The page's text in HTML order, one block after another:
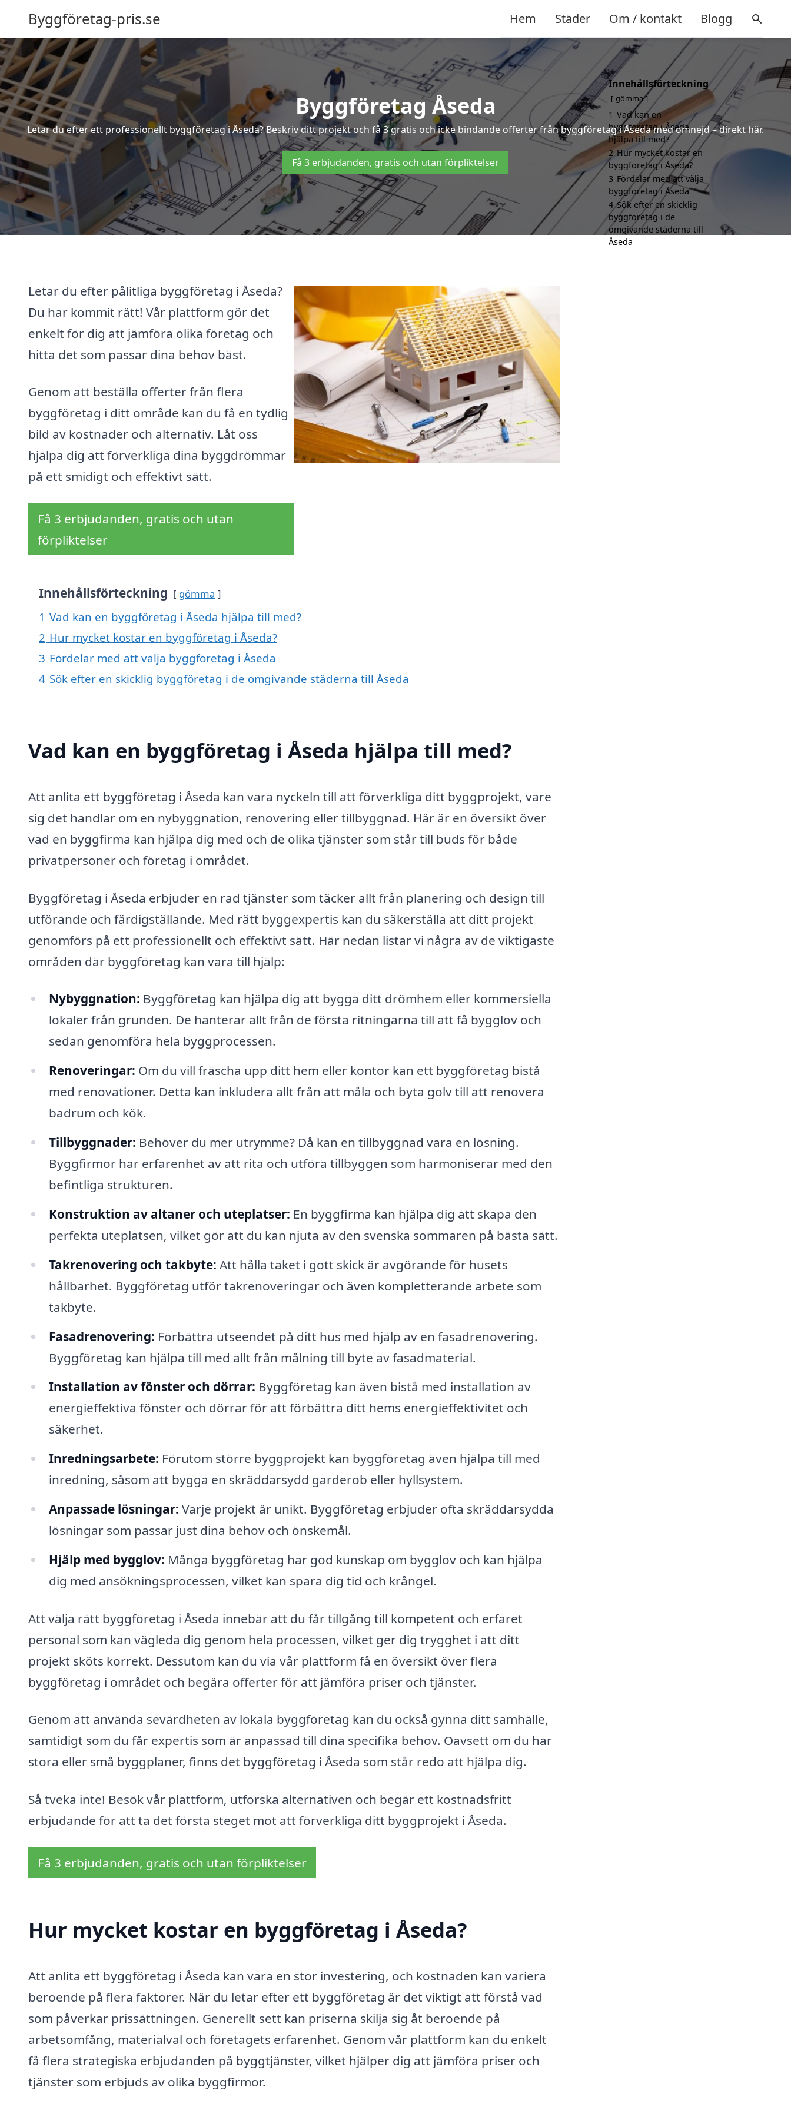
Byggföretag-pris.se Hem Städer Om / kontakt Blogg
Byggföretag Åseda
Letar du efter ett professionellt byggföretag i Åseda? Beskriv ditt projekt och få 3 gratis och icke bindande offerter från byggföretag i Åseda med omnejd – direkt här.
Få 3 erbjudanden, gratis och utan förpliktelser
Letar du efter pålitliga byggföretag i Åseda?
Du har kommit rätt! Vår plattform gör det
enkelt för dig att jämföra olika företag och
hitta det som passar dina behov bäst.
Genom att beställa offerter från flera
byggföretag i ditt område kan du få en tydlig
bild av kostnader och alternativ. Låt oss
hjälpa dig att förverkliga dina byggdrömmar
på ett smidigt och effektivt sätt.
Få 3 erbjudanden, gratis och utan
förpliktelser
Innehållsförteckning gömma
1 Vad kan en byggföretag i Åseda hjälpa till med?
2 Hur mycket kostar en byggföretag i Åseda?
3 Fördelar med att välja byggföretag i Åseda
4 Sök efter en skicklig byggföretag i de omgivande städerna till Åseda
Vad kan en byggföretag i Åseda hjälpa till med?
Att anlita ett byggföretag i Åseda kan vara nyckeln till att förverkliga ditt byggprojekt, vare
sig det handlar om en nybyggnation, renovering eller tillbyggnad. Här är en översikt över
vad en byggfirma kan hjälpa dig med och de olika tjänster som står till buds för både
privatpersoner och företag i området.
Byggföretag i Åseda erbjuder en rad tjänster som täcker allt från planering och design till
utförande och färdigställande. Med rätt byggexpertis kan du säkerställa att ditt projekt
genomförs på ett professionellt och effektivt sätt. Här nedan listar vi några av de viktigaste
områden där byggföretag kan vara till hjälp:
Nybyggnation: Byggföretag kan hjälpa dig att bygga ditt drömhem eller kommersiella
lokaler från grunden. De hanterar allt från de första ritningarna till att få bygglov och
sedan genomföra hela byggprocessen.
Renoveringar: Om du vill fräscha upp ditt hem eller kontor kan ett byggföretag bistå
med renovationer. Detta kan inkludera allt från att måla och byta golv till att renovera
badrum och kök.
Tillbyggnader: Behöver du mer utrymme? Då kan en tillbyggnad vara en lösning.
Byggfirmor har erfarenhet av att rita och utföra tillbyggen som harmoniserar med den
befintliga strukturen.
Konstruktion av altaner och uteplatser: En byggfirma kan hjälpa dig att skapa den
perfekta uteplatsen, vilket gör att du kan njuta av den svenska sommaren på bästa sätt.
Takrenovering och takbyte: Att hålla taket i gott skick är avgörande för husets
hållbarhet. Byggföretag utför takrenoveringar och även kompletterande arbete som
takbyte.
Fasadrenovering: Förbättra utseendet på ditt hus med hjälp av en fasadrenovering.
Byggföretag kan hjälpa till med allt från målning till byte av fasadmaterial.
Installation av fönster och dörrar: Byggföretag kan även bistå med installation av
energieffektiva fönster och dörrar för att förbättra ditt hems energieffektivitet och
säkerhet.
Inredningsarbete: Förutom större byggprojekt kan byggföretag även hjälpa till med
inredning, såsom att bygga en skräddarsydd garderob eller hyllsystem.
Anpassade lösningar: Varje projekt är unikt. Byggföretag erbjuder ofta skräddarsydda
lösningar som passar just dina behov och önskemål.
Hjälp med bygglov: Många byggföretag har god kunskap om bygglov och kan hjälpa
dig med ansökningsprocessen, vilket kan spara dig tid och krångel.
Att välja rätt byggföretag i Åseda innebär att du får tillgång till kompetent och erfaret
personal som kan vägleda dig genom hela processen, vilket ger dig trygghet i att ditt
projekt sköts korrekt. Dessutom kan du via vår plattform få en översikt över flera
byggföretag i området och begära offerter för att jämföra priser och tjänster.
Genom att använda sevärdheten av lokala byggföretag kan du också gynna ditt samhälle,
samtidigt som du får expertis som är anpassad till dina specifika behov. Oavsett om du har
stora eller små byggplaner, finns det byggföretag i Åseda som står redo att hjälpa dig.
Så tveka inte! Besök vår plattform, utforska alternativen och begär ett kostnadsfritt
erbjudande för att ta det första steget mot att förverkliga ditt byggprojekt i Åseda.
Få 3 erbjudanden, gratis och utan förpliktelser
Hur mycket kostar en byggföretag i Åseda?
Att anlita ett byggföretag i Åseda kan vara en stor investering, och kostnaden kan variera
beroende på flera faktorer. När du letar efter ett byggföretag är det viktigt att förstå vad
som påverkar prissättningen. Generellt sett kan priserna skilja sig åt beroende på
arbetsomfång, materialval och företagets erfarenhet. Genom vår plattform kan du enkelt
få flera strategiska erbjudanden på byggtjänster, vilket hjälper dig att jämföra priser och
tjänster som erbjuds av olika byggfirmor.
Innehållsförteckning
gömma
1 Vad kan en
byggföretag i Åseda
hjälpa till med?
2 Hur mycket kostar en
byggföretag i Åseda?
3 Fördelar med att välja
byggföretag i Åseda
4 Sök efter en skicklig
byggföretag i de
omgivande städerna till
Åseda